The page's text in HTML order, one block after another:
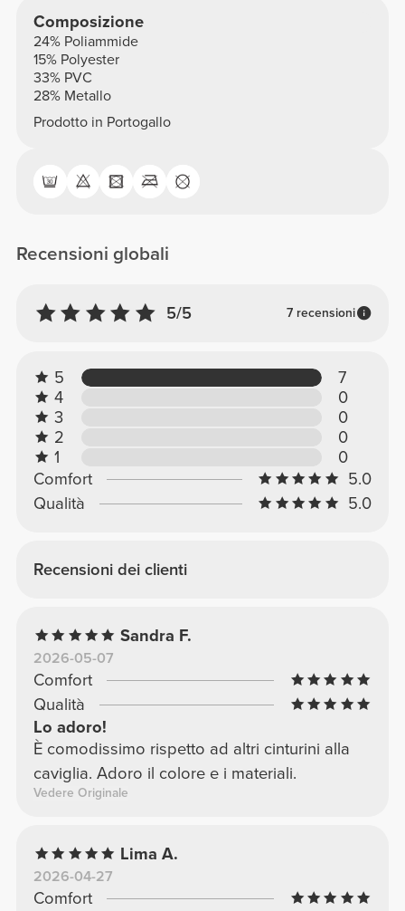
Composizione
24% Poliammide
15% Polyester
33% PVC
28% Metallo
Prodotto in Portogallo
Recensioni globali
5/5 7 recensioni
5
7
4
0
3
0
2
0
1
0
Comfort
5.0
Qualità
5.0
Recensioni dei clienti
Sandra F.
2026-05-07
Comfort
Qualità
Lo adoro!
È comodissimo rispetto ad altri cinturini alla
caviglia. Adoro il colore e i materiali.
Vedere Originale
Lima A.
2026-04-27
Comfort